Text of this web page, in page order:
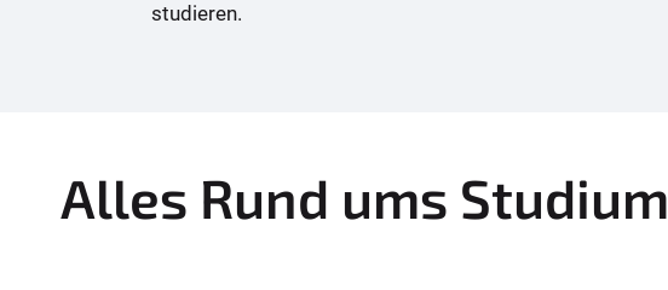
studieren.
Alles Rund ums Studium